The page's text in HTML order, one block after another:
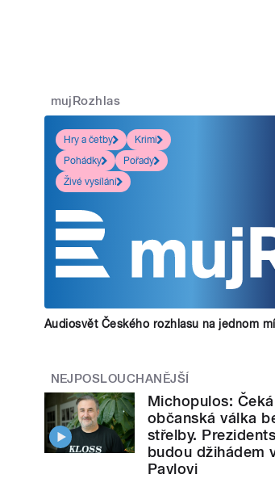
mujRozhlas
Hry a četby
Krimi
Pohádky
Pořady
Živé vysílání
Audiosvět Českého rozhlasu na jednom
NEJPOSLOUCHANĚJŠÍ
Michopulos:
občanská válka
střelby.
budou džihádem
Pavlovi